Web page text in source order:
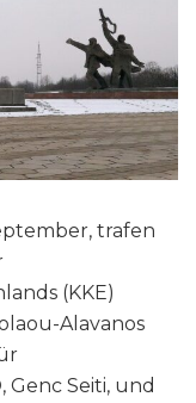
trafen
(KKE)
Alavanos
Seiti, und